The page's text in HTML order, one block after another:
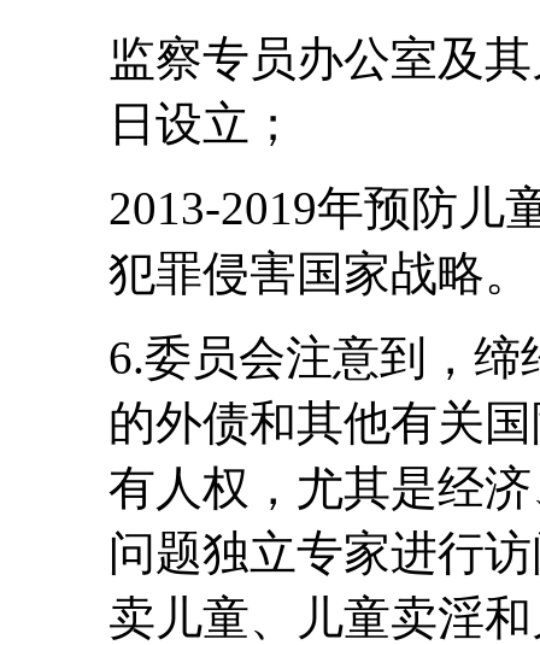
监察专员办公室及
日设立；
2013-2019年预防儿
犯罪侵害国家战略。
6.委员会注意到，缔
的外债和其他有关
有人权，尤其是经
问题独立专家进行
卖儿童、儿童卖淫